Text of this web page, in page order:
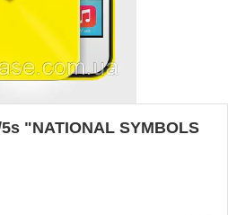
"NATIONAL SYMBOLS